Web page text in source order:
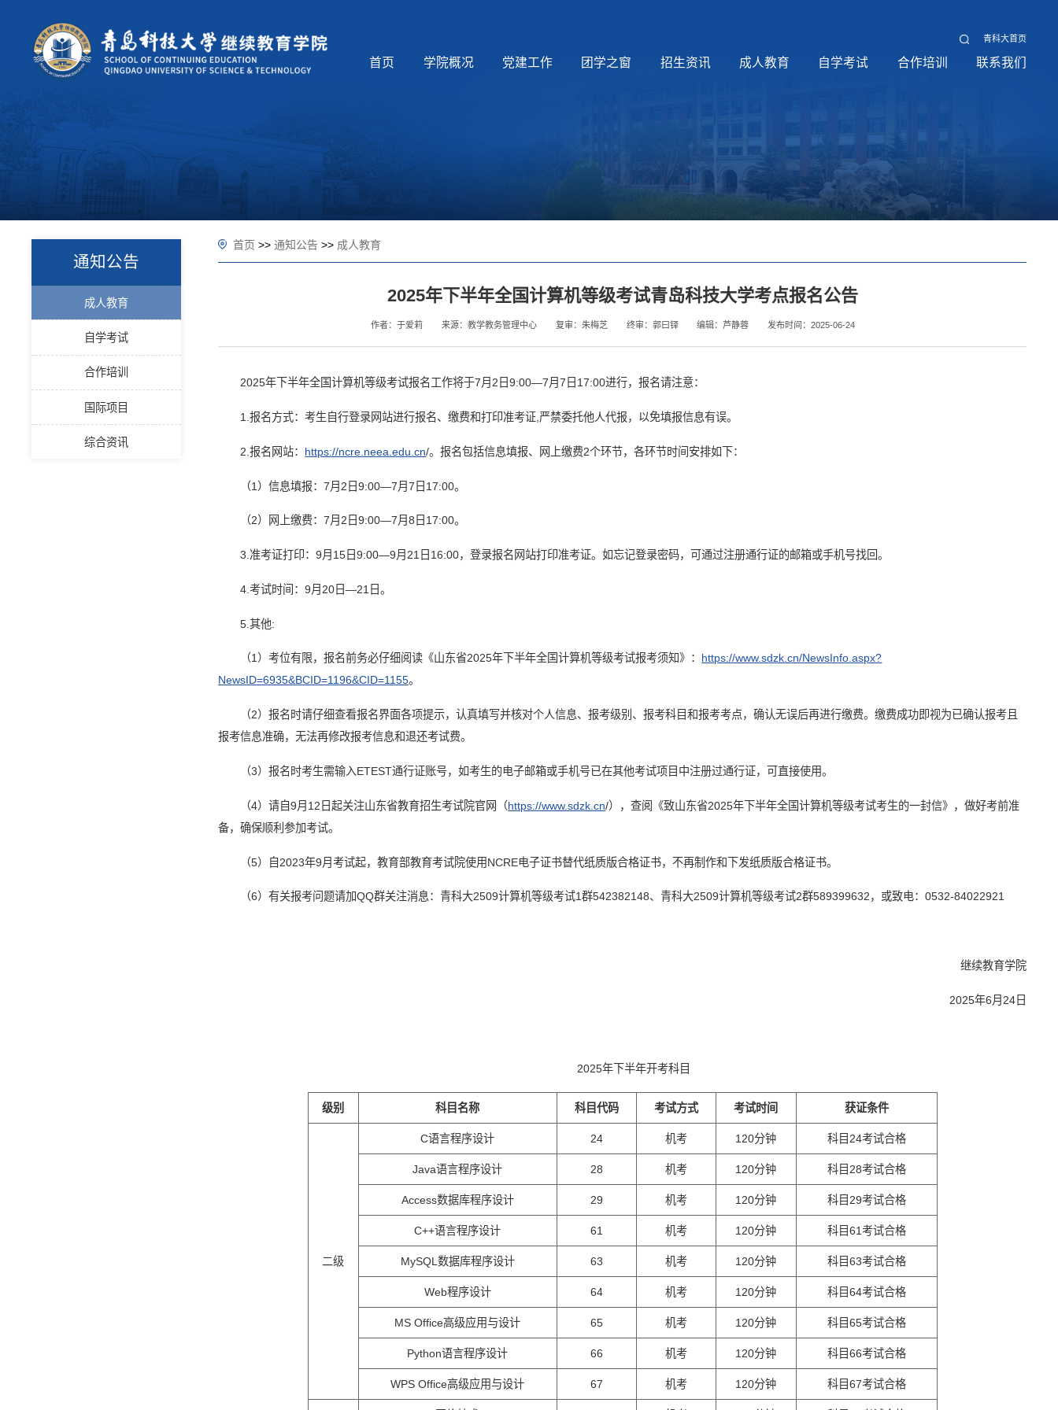
青科大首页
首页 学院概况 党建工作 团学之窗 招生资讯 成人教育 自学考试 合作培训 联系我们
通知公告
成人教育
自学考试
合作培训
国际项目
综合资讯
首页 >> 通知公告 >> 成人教育
2025年下半年全国计算机等级考试青岛科技大学考点报名公告
作者：于爱莉 来源：教学教务管理中心 复审：朱梅芝 终审：郭曰铎 编辑：芦静蓉 发布时间：2025-06-24
2025年下半年全国计算机等级考试报名工作将于7月2日9:00—7月7日17:00进行，报名请注意：
1.报名方式：考生自行登录网站进行报名、缴费和打印准考证,严禁委托他人代报，以免填报信息有误。
2.报名网站： https://ncre.neea.edu.cn/。报名包括信息填报、网上缴费2个环节，各环节时间安排如下：
（1）信息填报：7月2日9:00—7月7日17:00。
（2）网上缴费：7月2日9:00—7月8日17:00。
3.准考证打印：9月15日9:00—9月21日16:00，登录报名网站打印准考证。如忘记登录密码，可通过注册通行证的邮箱或手机号找回。
4.考试时间：9月20日—21日。
5.其他:
（1）考位有限，报名前务必仔细阅读《山东省2025年下半年全国计算机等级考试报考须知》： https://www.sdzk.cn/NewsInfo.aspx?
NewsID=6935&BCID=1196&CID=1155。
（2）报名时请仔细查看报名界面各项提示，认真填写并核对个人信息、报考级别、报考科目和报考考点，确认无误后再进行缴费。缴费成功即视为已确认报考且
报考信息准确，无法再修改报考信息和退还考试费。
（3）报名时考生需输入ETEST通行证账号，如考生的电子邮箱或手机号已在其他考试项目中注册过通行证，可直接使用。
（4）请自9月12日起关注山东省教育招生考试院官网（https://www.sdzk.cn/），查阅《致山东省2025年下半年全国计算机等级考试考生的一封信》，做好考前准
备，确保顺利参加考试。
（5）自2023年9月考试起，教育部教育考试院使用NCRE电子证书替代纸质版合格证书，不再制作和下发纸质版合格证书。
（6）有关报考问题请加QQ群关注消息：青科大2509计算机等级考试1群542382148、青科大2509计算机等级考试2群589399632，或致电：0532-84022921
继续教育学院
2025年6月24日
2025年下半年开考科目
级别 科目名称 科目代码 考试方式 考试时间 获证条件
二级
C语言程序设计 24 机考 120分钟 科目24考试合格
Java语言程序设计 28 机考 120分钟 科目28考试合格
Access数据库程序设计 29 机考 120分钟 科目29考试合格
C++语言程序设计 61 机考 120分钟 科目61考试合格
MySQL数据库程序设计 63 机考 120分钟 科目63考试合格
Web程序设计 64 机考 120分钟 科目64考试合格
MS Office高级应用与设计 65 机考 120分钟 科目65考试合格
Python语言程序设计 66 机考 120分钟 科目66考试合格
WPS Office高级应用与设计 67 机考 120分钟 科目67考试合格